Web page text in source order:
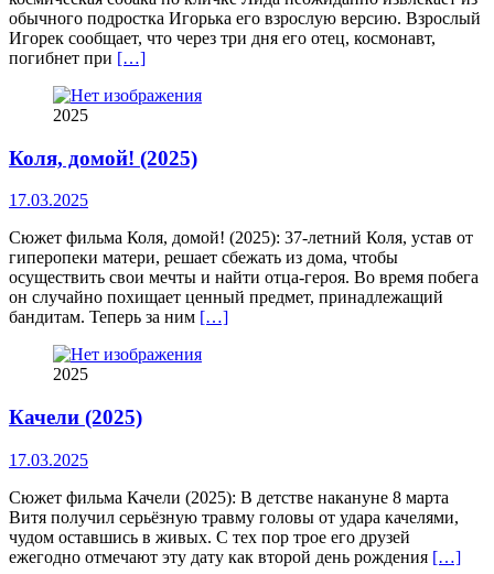
обычного подростка Игорька его взрослую версию. Взрослый
Игорек сообщает, что через три дня его отец, космонавт,
погибнет при […]
2025
Коля, домой! (2025)
17.03.2025
Сюжет фильма Коля, домой! (2025): 37-летний Коля, устав от
гиперопеки матери, решает сбежать из дома, чтобы
осуществить свои мечты и найти отца-героя. Во время побега
он случайно похищает ценный предмет, принадлежащий
бандитам. Теперь за ним […]
2025
Качели (2025)
17.03.2025
Сюжет фильма Качели (2025): В детстве накануне 8 марта
Витя получил серьёзную травму головы от удара качелями,
чудом оставшись в живых. С тех пор трое его друзей
ежегодно отмечают эту дату как второй день рождения […]